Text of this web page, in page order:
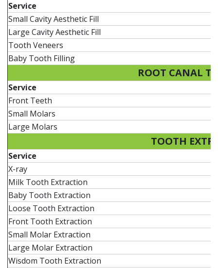
Service
Small Cavity Aesthetic Fill
Large Cavity Aesthetic Fill
Tooth Veneers
Baby Tooth Filling
ROOT CANAL
Service
Front Teeth
Small Molars
Large Molars
TOOTH
Service
X-ray
Milk Tooth Extraction
Baby Tooth Extraction
Loose Tooth Extraction
Front Tooth Extraction
Small Molar Extraction
Large Molar Extraction
Wisdom Tooth Extraction